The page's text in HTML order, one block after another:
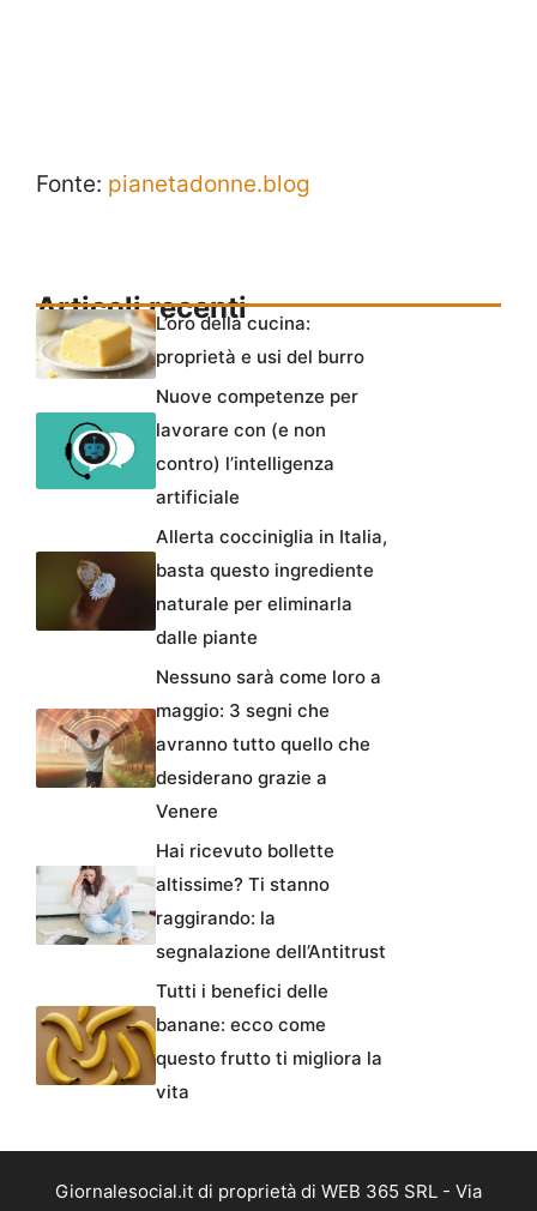
Fonte: pianetadonne.blog
Articoli recenti
L’oro della cucina:
proprietà e usi del burro
Nuove competenze per
lavorare con (e non
contro) l’intelligenza
artificiale
Allerta cocciniglia in Italia,
basta questo ingrediente
naturale per eliminarla
dalle piante
Nessuno sarà come loro a
maggio: 3 segni che
avranno tutto quello che
desiderano grazie a
Venere
Hai ricevuto bollette
altissime? Ti stanno
raggirando: la
segnalazione dell’Antitrust
Tutti i benefici delle
banane: ecco come
questo frutto ti migliora la
vita
Giornalesocial.it di proprietà di WEB 365 SRL - Via